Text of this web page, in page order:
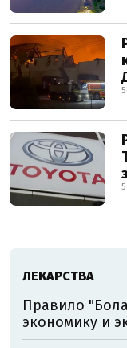
ЛЕКАРСТВА
Правило
экономику и